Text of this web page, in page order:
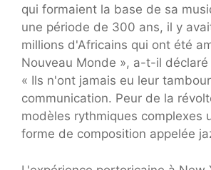
qui formaient la base de sa
une période de 300 ans, il y
millions d'Africains qui ont été
Nouveau Monde », a-t-il déclaré
« Ils n'ont jamais eu leur
communication. Peur de la
modèles rythmiques complexes
forme de composition appelée